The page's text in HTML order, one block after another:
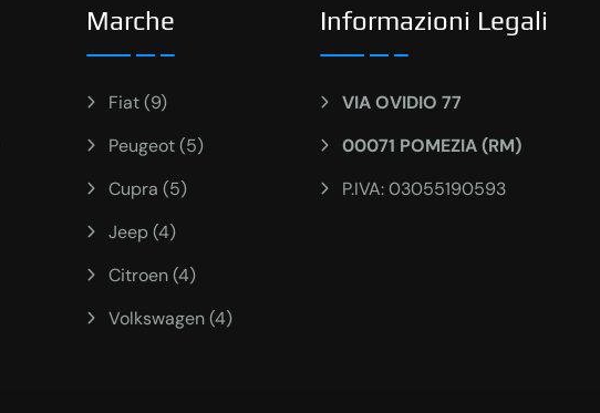
Marche
Fiat (9)
Peugeot (5)
Cupra (5)
Jeep (4)
Citroen (4)
Volkswagen (4)
Informazioni Legali
VIA OVIDIO 77
00071 POMEZIA (RM)
P.IVA: 03055190593